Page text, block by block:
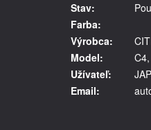
Stav:
Farba:
Výrobca:
Model:
Užívateľ:
Email: